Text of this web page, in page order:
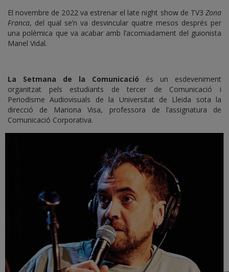
El novembre de 2022 va estrenar el late night show de TV3 Zona
Franca, del qual se’n va desvincular quatre mesos després per
una polèmica que va acabar amb l’acomiadament del guionista
Manel Vidal.
La Setmana de la Comunicació és un esdeveniment
organitzat pels estudiants de tercer de Comunicació i
Periodisme Audiovisuals de la Universitat de Lleida sota la
direcció de Mariona Visa, professora de l’assignatura de
Comunicació Corporativa.